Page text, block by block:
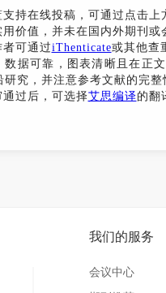
持在线投稿，可通过点击上
价值，并未在国内外期刊或
可通过iThenticate或其他查
数据可靠，图表清晰且在正
究，并注意参考文献的完整
过后，可选择艾思编译的翻
我们的服务
会议中心